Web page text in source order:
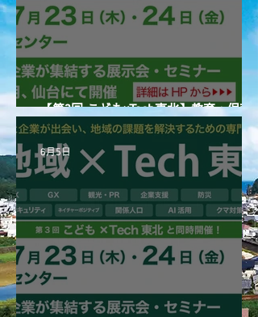
【第3回 こども×Tech東北】教育・保育に
携わる皆様、ぜひご来場ください！
6月5日